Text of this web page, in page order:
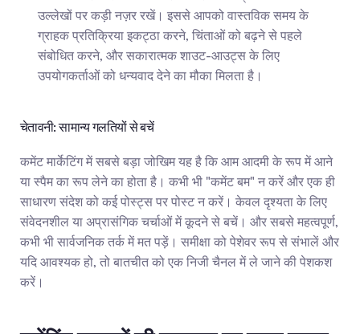
उल्लेखों पर कड़ी नज़र रखें। इससे आपको वास्तविक समय के
ग्राहक प्रतिक्रिया इकट्ठा करने, चिंताओं को बढ़ने से पहले
संबोधित करने, और सकारात्मक शाउट-आउट्स के लिए
उपयोगकर्ताओं को धन्यवाद देने का मौका मिलता है।
चेतावनी: सामान्य गलतियों से बचें
कमेंट मार्केटिंग में सबसे बड़ा जोखिम यह है कि आम आदमी के रूप में आने
या स्पैम का रूप लेने का होता है। कभी भी "कमेंट बम" न करें और एक ही
साधारण संदेश को कई पोस्ट्स पर पोस्ट न करें। केवल दृश्यता के लिए
संवेदनशील या अप्रासंगिक चर्चाओं में कूदने से बचें। और सबसे महत्वपूर्ण,
कभी भी सार्वजनिक तर्क में मत पड़ें। समीक्षा को पेशेवर रूप से संभालें और
यदि आवश्यक हो, तो बातचीत को एक निजी चैनल में ले जाने की पेशकश
करें।